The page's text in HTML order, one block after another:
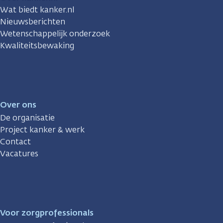
Wat biedt kanker.nl
Nieuwsberichten
Wetenschappelijk onderzoek
Kwaliteitsbewaking
Over ons
De organisatie
Project kanker & werk
Contact
Vacatures
Voor zorgprofessionals